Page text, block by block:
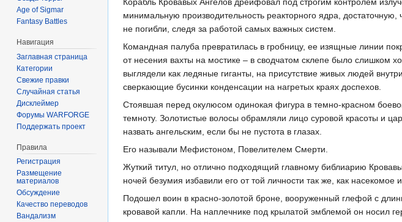
Корабль Кровавых Ангелов дрейфовал под строгим контролем
минимальную производительность реакторного ядра,
не погибли, следя за работой самых важных систем.
Командная палуба превратилась в гробницу, ее изящные линии
от несения вахты на мостике – в сводчатом склепе было слишком
выглядели как ледяные гиганты, на присутствие живых людей
сверкающие бусинки конденсации на нагретых краях доспехов.
Стоявшая перед окулюсом одинокая фигура в темно-красном
темноту. Золотистые волосы обрамляли лицо суровой красоты и
назвать ангельским, если бы не пустота в глазах.
Его называли Мефистоном, Повелителем Смерти.
Жуткий титул, но отлично подходящий главному библиарию
ночей безумия избавили его от той личности так же, как насекомое
Подошел воин в красно-золотой броне, вооруженный глефой с
кровавой капли. На наплечнике под крылатой эмблемой он носил
Age of Sigmar
Fantasy Battles
Навигация
Заглавная страница
Категории
Свежие правки
Случайная статья
Дисклеймер
Форумы WARFORGE
Поддержать проект
Правила
Регистрация
Размещение
материалов
Обсуждение
Качество переводов
Вандализм